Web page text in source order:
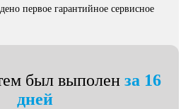
первое гарантийное сервисное
был выполен за 16
дней